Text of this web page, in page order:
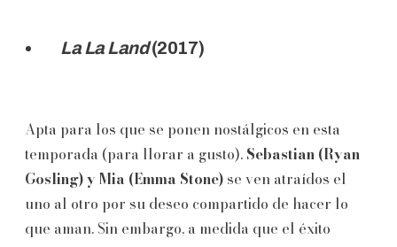
La La Land(2017)
Apta para los que se ponen nostálgicos en esta
temporada (para llorar a gusto). Sebastian (Ryan
Gosling) y Mia (Emma Stone) se ven atraídos el
uno al otro por su deseo compartido de hacer lo
que aman. Sin embargo, a medida que el éxito